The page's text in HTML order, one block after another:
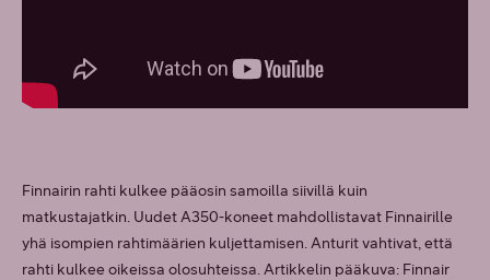
Finnairin rahti kulkee pääosin samoilla siivillä kuin
matkustajatkin. Uudet A350-koneet mahdollistavat Finnairille
yhä isompien rahtimäärien kuljettamisen. Anturit vahtivat, että
rahti kulkee oikeissa olosuhteissa. Artikkelin pääkuva: Finnair